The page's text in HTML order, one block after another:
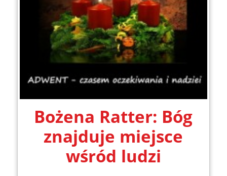
Bożena Ratter: Bóg
znajduje miejsce
wśród ludzi